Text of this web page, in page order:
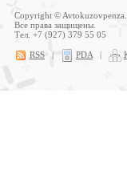
Copyright ©
Все права защищены.
Тел. +7 (927) 379 55 05
RSS | PDA |